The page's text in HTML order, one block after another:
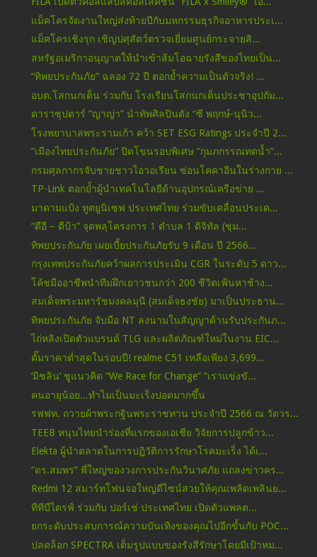
แม็คโครจัดงานใหญ่ส่งท้ายปีกับมหกรรมธุรกิจอาหารประเ...
แม็คโครเชิงรุก เชิญปศุสัตว์ตรวจเยี่ยมศูนย์กระจายสิ...
สหรัฐอเมริกาอนุญาตให้นำเข้าส้มโอฉายรังสีของไทยเป็น...
“ทิพยประกันภัย” ฉลอง 72 ปี ตอกย้ำความเป็นตัวจริง! ...
อบต.โสกนกเต็น ร่วมกับ โรงเรียนโสกนกเต็นประชาอุปถัม...
ดาราซุปตาร์ “ญาญ่า” นำทัพศิลปินดัง “ซี พฤกษ์-นุนิว...
โรงพยาบาลพระรามเก้า คว้า SET ESG Ratings ประจำปี 2...
“เมืองไทยประกันภัย” ปิดโขนรอบพิเศษ “กุมภกรรณทดน้ำ”...
กรมศุลกากรจับชายชาวไอวอเรียน ซ่อนโคคาอีนในร่างกาย ...
TP-Link ตอกย้ำผู้นำเทคโนโลยีด้านอุปกรณ์เครือข่าย ...
มาดามแป้ง ทูตยูนิเซฟ ประเทศไทย ร่วมขับเคลื่อนประเด...
“ดีอี – ดีป้า” จุดพลุโครงการ 1 ตำบล 1 ดิจิทัล (ชุม...
ทิพยประกันภัย เผยเบี้ยประกันภัยรับ 9 เดือน ปี 2566...
กรุงเทพประกันภัยคว้าผลการประเมิน CGR ในระดับ 5 ดาว...
โค้ชมืออาชีพนำทีมฝึกเยาวชนกว่า 200 ชีวิตเฟ้นหาช้าง...
สมเด็จพระมหารัชมงคลมุนี (สมเด็จธงชัย) มาเป็นประธาน...
ทิพยประกันภัย จับมือ NT ลงนามในสัญญาด้านรับประกันภ...
ไถ่หลิงเปิดตัวแบรนด์ TLG และผลิตภัณฑ์ใหม่ในงาน EIC...
ดั๊มราคาต่ำสุดในรอบปี! realme C51 เหลือเพียง 3,699...
‘มิชลิน’ ชูแนวคิด “We Race for Change” “เราแข่งขั...
คนอายุน้อย...ทำไมเป็นมะเร็งปอดมากขึ้น
รฟฟท. ถวายผ้าพระกฐินพระราชทาน ประจำปี 2566 ณ วัดวร...
TEEB หนุนไทยนำร่องที่แรกของเอเชีย วิจัยการปลูกข้าว...
Elekta ผู้นำตลาดในการปฏิวัติการรักษาโรคมะเร็ง ได้เ...
“ดร.สมพร” พี่ใหญ่ของวงการประกันวินาศภัย แถลงข่าวคร...
Redmi 12 สมาร์ทโฟนจอใหญ่ดีไซน์สวยให้คุณเพลิดเพลินย...
ทีทีบีไดรฟ์ ร่วมกับ ปอร์เช่ ประเทศไทย เปิดตัวแพลต...
ยกระดับประสบการณ์ความบันเทิงของคุณไปอีกขั้นกับ POC...
ปลดล็อก SPECTRA เต็มรูปแบบของรังสีรักษาโดยมีเป้าหม...